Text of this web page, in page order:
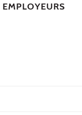
EMPLOYEURS